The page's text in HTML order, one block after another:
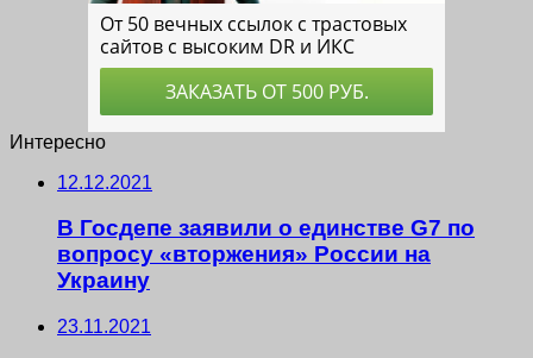
Интересно
12.12.2021
В Госдепе заявили о единстве G7 по
вопросу «вторжения» России на
Украину
23.11.2021